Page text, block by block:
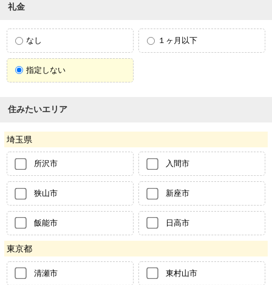
礼金
なし １ヶ月以下
指定しない
住みたいエリア
埼玉県
所沢市 入間市
狭山市 新座市
飯能市 日高市
東京都
清瀬市 東村山市